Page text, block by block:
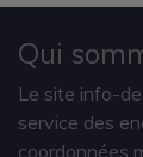
Qui
Le site info-
service des
coordonnées